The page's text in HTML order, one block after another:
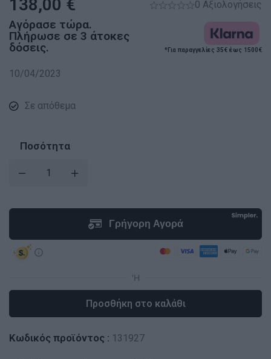
138,00 € 0 Αξιολογήσεις
Αγόρασε τώρα.
Πλήρωσε σε 3 άτοκες
δόσεις.
*Για παραγγελίες 35€ έως 1500€
10/04/2023
Σε απόθεμα
Ποσότητα
Προσθήκη στο καλάθι
Κωδικός προϊόντος : 131927